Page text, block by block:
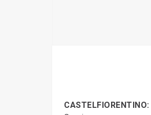
CASTELFIORENTINO: